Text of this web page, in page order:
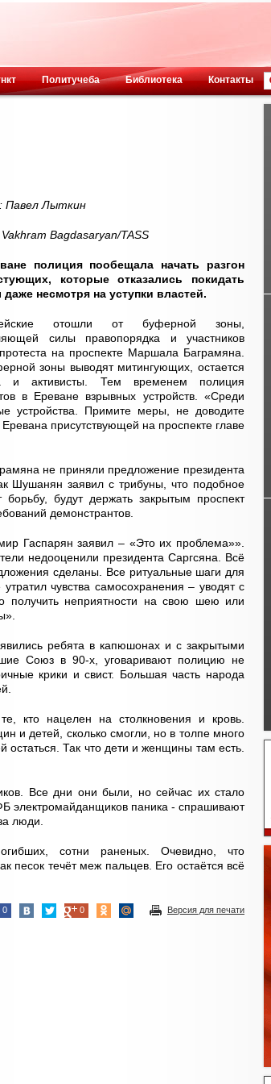
Политучеба Библиотека Контакты
Павел Лыткин
Bagdasaryan/TASS
полиция пообещала начать разгон
которые отказались покидать
несмотря на уступки властей.
отошли от буферной зоны,
силы правопорядка и участников
на проспекте Маршала Баграмяна.
зоны выводят митингующих, остается
и активисты. Тем временем полиция
в Ереване взрывных устройств. «Среди
устройства. Примите меры, не доводите
присутствующей на проспекте главе
не приняли предложение президента
Шушанян заявил с трибуны, что подобное
будут держать закрытым проспект
демонстрантов.
Гаспарян заявил – «Это их проблема»».
недооценили президента Саргсяна. Всё
сделаны. Все ритуальные шаги для
чувства самосохранения – уводят с
получить неприятности на свою шею или
ребята в капюшонах и с закрытыми
Союз в 90-х, уговаривают полицию не
крики и свист. Большая часть народа
кто нацелен на столкновения и кровь.
и детей, сколько смогли, но в толпе много
Так что дети и женщины там есть.
Все дни они были, но сейчас их стало
электромайданщиков паника - спрашивают
люди.
сотни раненых. Очевидно, что
песок течёт меж пальцев. Его остаётся всё
Версия для печати
0
0